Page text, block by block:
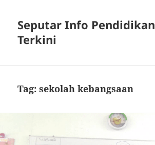
Seputar Info Pendidikan
Terkini
Tag:sekolah kebangsaan